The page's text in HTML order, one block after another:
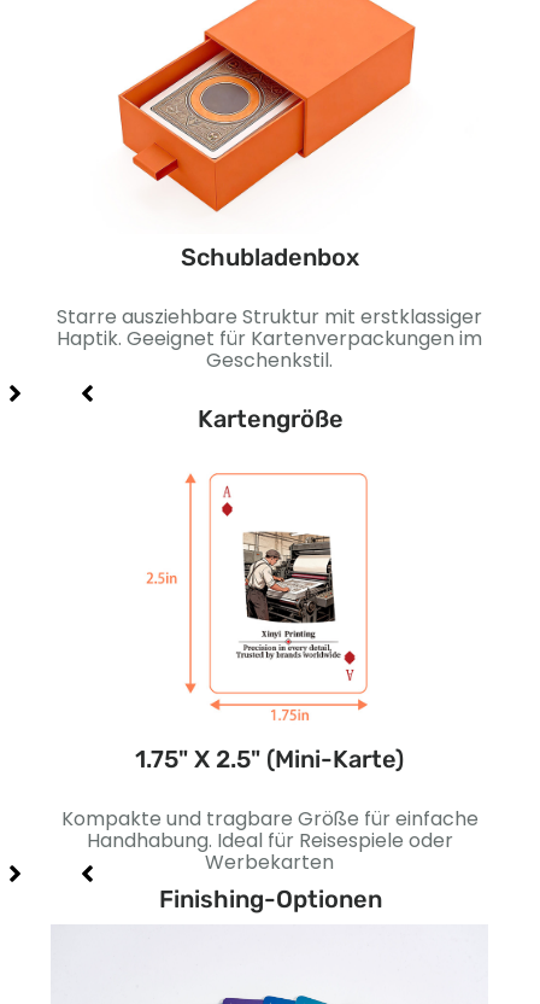
Schubladenbox
Starre ausziehbare Struktur mit erstklassiger
Haptik. Geeignet für Kartenverpackungen im
Geschenkstil.
Kartengröße
1.75" X 2.5" (Mini-Karte)
Kompakte und tragbare Größe für einfache
Handhabung. Ideal für Reisespiele oder
Werbekarten
Finishing-Optionen